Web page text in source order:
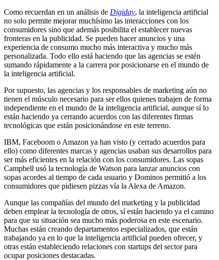
Como recuerdan en un análisis de Digiday, la inteligencia artificial
no solo permite mejorar muchísimo las interacciones con los
consumidores sino que además posibilita el establecer nuevas
fronteras en la publicidad. Se pueden hacer anuncios y una
experiencia de consumo mucho más interactiva y mucho más
personalizada. Todo ello está haciendo que las agencias se estén
sumando rápidamente a la carrera por posicionarse en el mundo de
la inteligencia artificial.
Por supuesto, las agencias y los responsables de marketing aún no
tienen el músculo necesario para ser ellos quienes trabajen de forma
independiente en el mundo de la inteligencia artificial, aunque sí lo
están haciendo ya cerrando acuerdos con las diferentes firmas
tecnológicas que están posicionándose en este terreno.
IBM, Faceboom o Amazon ya han visto (y cerrado acuerdos para
ello) como diferentes marcas y agencias usaban sus desarrollos para
ser más eficientes en la relación con los consumidores. Las sopas
Campbell usó la tecnología de Watson para lanzar anuncios con
sopas acordes al tiempo de cada usuario y Dominos permitió a los
consumidores que pidiesen pizzas vía la Alexa de Amazon.
Aunque las compañías del mundo del marketing y la publicidad
deben emplear la tecnología de otros, sí están haciendo ya el camino
para que su situación sea mucho más poderosa en este escenario.
Muchas están creando departamentos especializados, que están
trabajando ya en lo que la inteligencia artificial pueden ofrecer, y
otras están estableciendo relaciones con startups del sector para
ocupar posiciones destacadas.